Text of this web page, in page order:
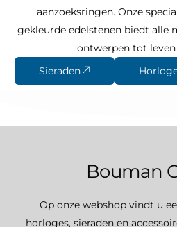
aanzoeksringen. Onze
gekleurde edelstenen biedt alle
ontwerpen tot
Sieraden
Bouman
Op onze webshop vindt u
horloges, sieraden en